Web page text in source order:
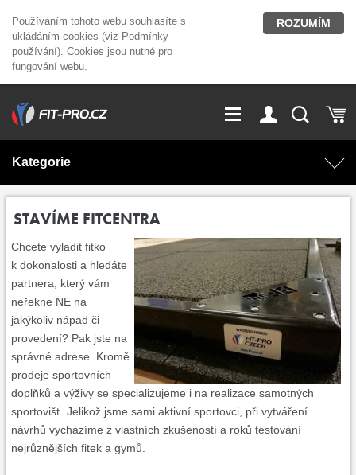
Používáním tohoto webu souhlasíte s
ukládáním cookies (viz Podmínky
používání). Cookies jsou nutné pro
fungování webu.
ROZUMÍM
GDPR
Kariéra Kontakt
Magazín
Přihlášení
Kategorie
Doplňky stravy Fitness vybavení
OUTLET OBLEČENÍ Posilovací stroje
Značky
STAVÍME FITCENTRA
Chcete vyladit fitko
k dokonalosti a hledáte
partnera, který vám
neřekne NE na
jakýkoliv nápad či
provedení? Pak jste na
správné adrese. Kromě
prodeje sportovních
doplňků a výživy se specializujeme i na realizace samotných
sportovišť. Jelikož jsme sami aktivní sportovci, při vytváření
návrhů vycházíme z vlastních zkušeností a roků testování
nejrůznějších fitek a gymů.